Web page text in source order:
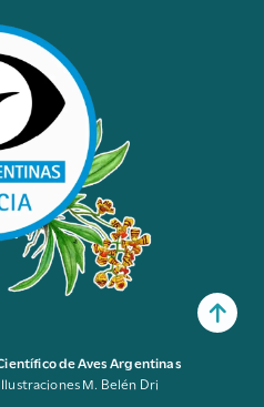
de Aves Argentinas
M. Belén Dri